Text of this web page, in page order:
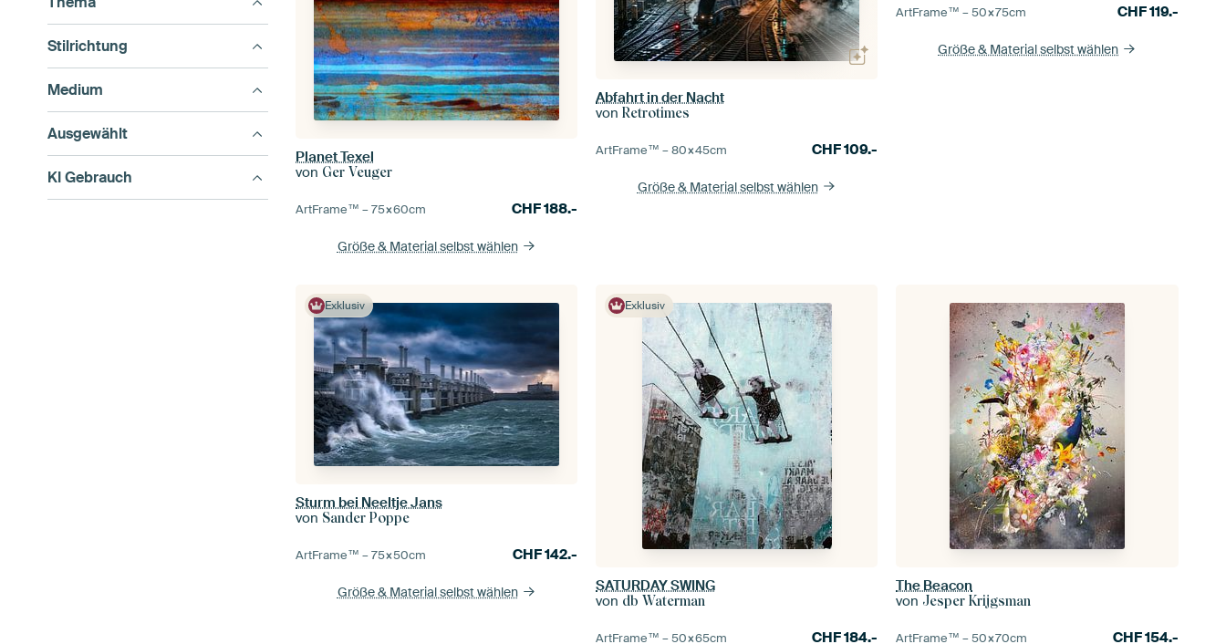
Stilrichtung
Medium
Ausgewählt
KI Gebrauch
Planet Texel
von Ger Veuger
ArtFrame™ –75×60cm CHF188.-
Größe & Material selbst wählen
Abfahrt in der Nacht
vonRetrotimes
ArtFrame™ –80×45cm CHF109.-
Größe & Material selbst wählen
ArtFrame™ –50×75cm CHF119.-
Größe & Material selbst wählen
Exklusiv
Sturm bei Neeltje Jans
von Sander Poppe
ArtFrame™ –75×50cm CHF142.-
Größe & Material selbst wählen
Exklusiv
SATURDAY SWING
von db Waterman
ArtFrame™ –50×65cm CHF184.-
The Beacon
von Jesper Krijgsman
ArtFrame™ –50×70cm CHF154.-